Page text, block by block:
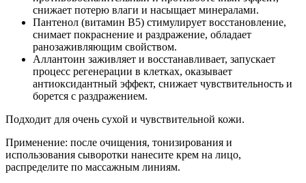
снижает потерю влаги и насыщает минералами.
Пантенол (витамин B5) стимулирует восстановление,
снимает покраснение и раздражение, обладает
ранозаживляющим свойством.
Аллантоин заживляет и восстанавливает, запускает
процесс регенерации в клетках, оказывает
антиоксидантный эффект, снижает чувствительность и
борется с раздражением.
Подходит для очень сухой и чувствительной кожи.
Применение: после очищения, тонизирования и
использования сыворотки нанесите крем на лицо,
распределите по массажным линиям.